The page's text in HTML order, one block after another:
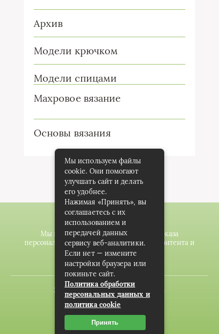
Архив
Модели крючком
Модели спицами
Махровое вязание
Основы вязания
Мы используем файлы cookie для показа
персонализированной рекламы и/или контента и
анализа нашего трафика.
2020-2023 © knitting-planet.com
Карта сайта
Пользовательское соглашение
Мы используем файлы
cookie. Они помогают
улучшать сайт и делать
его удобнее.
Нажимая «Принять», вы
соглашаетесь с их
использованием и
передачей данных
сервису веб-аналитики.
Если нет — измените
настройки браузера или
покиньте сайт.
Политика обработки
персональных данных и
политика cookie
Принять